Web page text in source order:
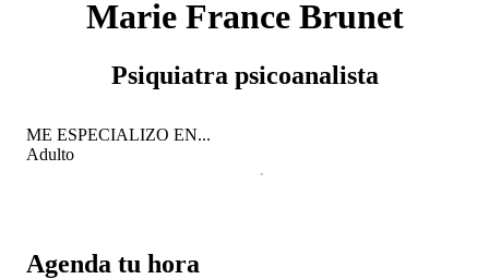
Marie France Brunet
Psiquiatra psicoanalista
Agenda tu hora
ME ESPECIALIZO EN...
Adulto